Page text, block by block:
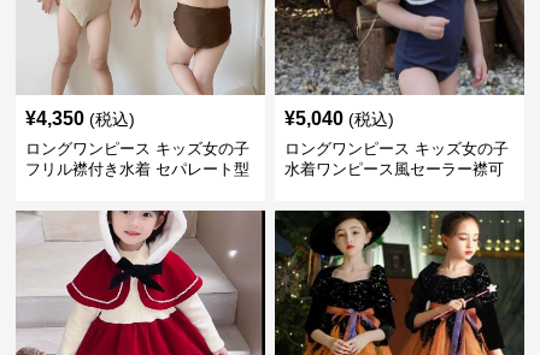
¥4,350 (税込)
ロングワンピース キッズ女の子
フリル襟付き水着 セパレート型
¥5,040 (税込)
ロングワンピース キッズ女の子
水着ワンピース風セーラー襟可